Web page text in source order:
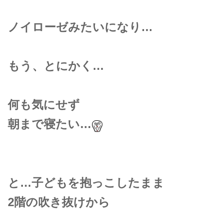
ノイローゼみたいになり…
もう、とにかく…
何も気にせず
朝まで寝たい…
と…子どもを抱っこしたまま
2階の吹き抜けから